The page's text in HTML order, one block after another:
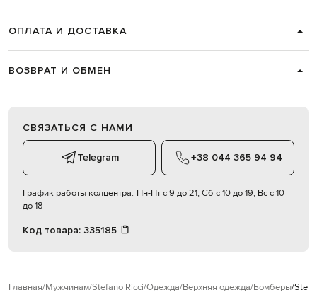
ОПЛАТА И ДОСТАВКА
ВОЗВРАТ И ОБМЕН
СВЯЗАТЬСЯ С НАМИ
Telegram +38 044 365 94 94
График работы колцентра: Пн-Пт с 9 до 21, Сб с 10 до 19, Вс с 10
до 18
Код товара: 335185
Главная Мужчинам Stefano Ricci Одежда Верхняя одежда Бомберы